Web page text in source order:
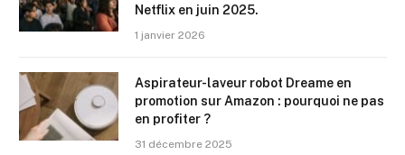
Netflix en juin 2025.
1 janvier 2026
Aspirateur-laveur robot Dreame en
promotion sur Amazon : pourquoi ne pas
en profiter ?
31 décembre 2025